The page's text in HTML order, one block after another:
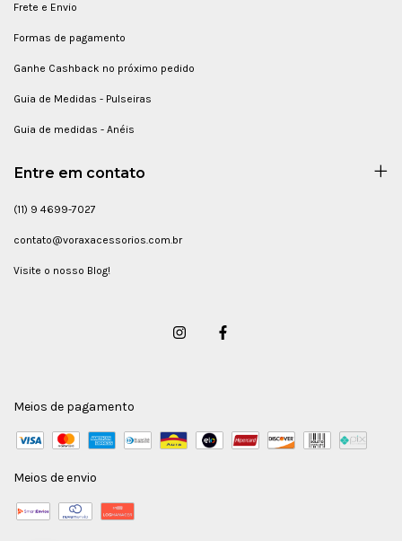
Frete e Envio
Formas de pagamento
Ganhe Cashback no próximo pedido
Guia de Medidas - Pulseiras
Guia de medidas - Anéis
Entre em contato
(11) 9 4699-7027
contato@voraxacessorios.com.br
Visite o nosso Blog!
Meios de pagamento
Meios de envio